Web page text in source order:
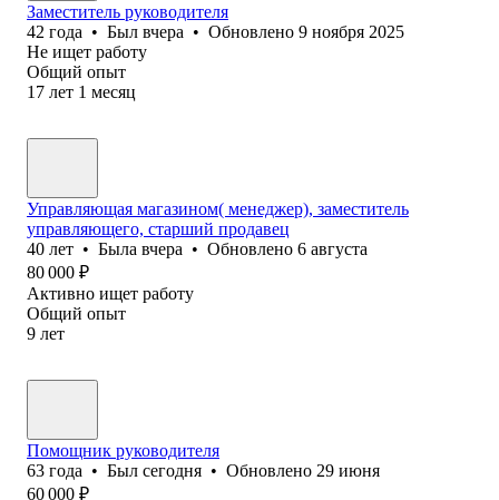
Заместитель руководителя
42 года • Был вчера • Обновлено 9 ноября 2025
Не ищет работу
Общий опыт
17 лет 1 месяц
Управляющая магазином( менеджер), заместитель
управляющего, старший продавец
40 лет • Была вчера • Обновлено 6 августа
80 000 ₽
Активно ищет работу
Общий опыт
9 лет
Помощник руководителя
63 года • Был сегодня • Обновлено 29 июня
60 000 ₽